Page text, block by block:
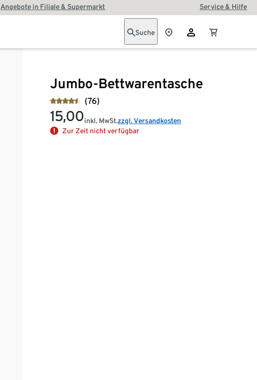
Angebote in Filiale & Supermarkt Service & Hilfe
Suche
Jumbo-Bettwarentasche
(76)
15,00inkl. MwSt.zzgl. Versandkosten
Zur Zeit nicht verfügbar